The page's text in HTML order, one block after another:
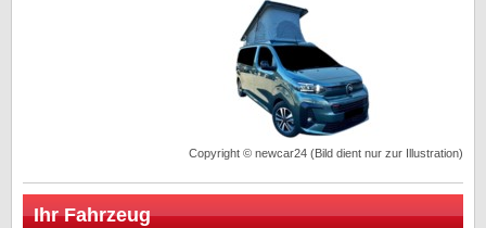
Copyright © newcar24 (Bild dient nur zur Illustration)
Ihr Fahrzeug